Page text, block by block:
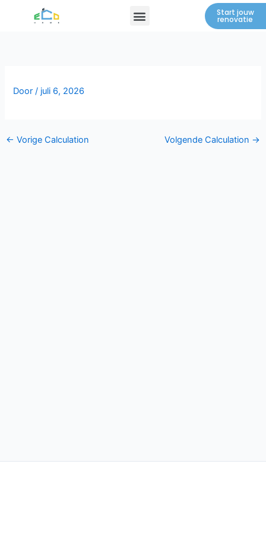
Menu Start jouw
renovatie
Door/ juli 6, 2026
← Vorige Calculation Volgende Calculation →